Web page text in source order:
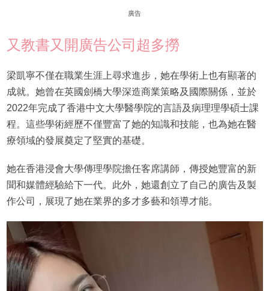
廣告
又教書又開廣告公司超多撈
梁凱寧不僅在職業生涯上尋求進步，她在學術上也有顯著的
成就。她曾在英國劍橋大學深造商業策略及國際關係，並於
2022年完成了香港中文大學醫學院的言語及病理理學碩士課
程。這些學術經歷不僅豐富了她的知識和技能，也為她在醫
療領域的發展奠定了堅實的基礎。
她在香港浸會大學傳理學院擔任客席講師，傳授她豐富的新
聞和媒體經驗給下一代。此外，她還創立了自己的廣告及製
作公司，展現了她在業界的多才多藝和領導才能。